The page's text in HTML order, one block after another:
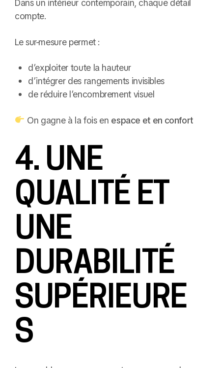
Dans un intérieur contemporain, chaque détail
compte.
Le sur-mesure permet :
d’exploiter toute la hauteur
d’intégrer des rangements invisibles
de réduire l’encombrement visuel
On gagne à la fois en espace et en confort
4. UNE
QUALITÉ ET
UNE
DURABILITÉ
SUPÉRIEURE
S